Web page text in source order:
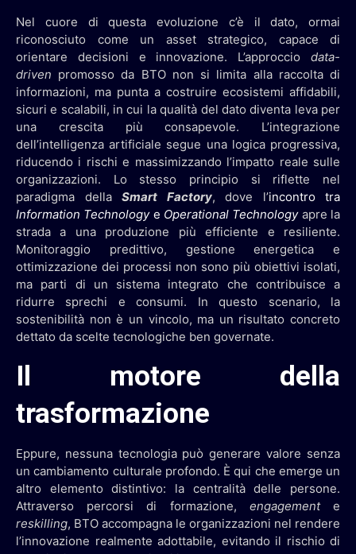
Nel cuore di questa evoluzione c’è il dato, ormai
riconosciuto come un asset strategico, capace di
orientare decisioni e innovazione. L’approccio data-
driven promosso da BTO non si limita alla raccolta di
informazioni, ma punta a costruire ecosistemi affidabili,
sicuri e scalabili, in cui la qualità del dato diventa leva per
una crescita più consapevole. L’integrazione
dell’intelligenza artificiale segue una logica progressiva,
riducendo i rischi e massimizzando l’impatto reale sulle
organizzazioni. Lo stesso principio si riflette nel
paradigma della Smart Factory, dove l’incontro tra
Information Technologye Operational Technologyapre la
strada a una produzione più efficiente e resiliente.
Monitoraggio predittivo, gestione energetica e
ottimizzazione dei processi non sono più obiettivi isolati,
ma parti di un sistema integrato che contribuisce a
ridurre sprechi e consumi. In questo scenario, la
sostenibilità non è un vincolo, ma un risultato concreto
dettato da scelte tecnologiche ben governate.
Il motore della
trasformazione
Eppure, nessuna tecnologia può generare valore senza
un cambiamento culturale profondo. È qui che emerge un
altro elemento distintivo: la centralità delle persone.
Attraverso percorsi di formazione, engagemente
reskilling, BTO accompagna le organizzazioni nel rendere
l’innovazione realmente adottabile, evitando il rischio di